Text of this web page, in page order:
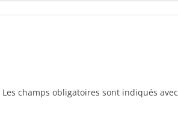
Les champs obligatoires sont indiqués avec